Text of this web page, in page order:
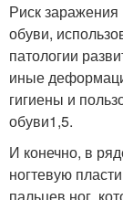
Риск
обуви,
патологии
иные
гигиены и
обуви1,5.
И конечно, в
ногтевую